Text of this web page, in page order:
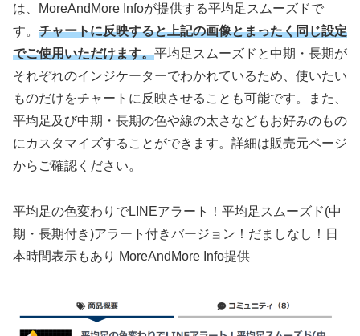
は、MoreAndMore Infoが提供する平均足スムーズドで
す。 チャートに反映すると上記の画像とまったく同じ設定
でご使用いただけます。平均足スムーズドと中期・長期が
それぞれのインジケーターでわかれているため、使いたい
ものだけをチャートに反映させることも可能です。また、
平均足及び中期・長期の色や線の太さなどもお好みのもの
にカスタマイズすることができます。詳細は販売元ページ
からご確認ください。
平均足の色変わりでLINEアラート！平均足スムーズド(中
期・長期付き)アラート付きバージョン！だましなし！日
本時間表示もあり MoreAndMore Info提供